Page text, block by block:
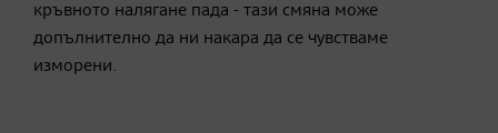
кръвното налягане пада - тази смяна може
допълнително да ни накара да се чувстваме
изморени.